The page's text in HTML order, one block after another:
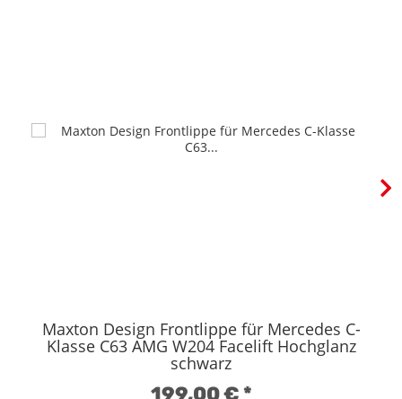
Maxton Design Frontlippe für Mercedes C-
Klasse C63 AMG W204 Facelift Hochglanz
schwarz
199,00 €*